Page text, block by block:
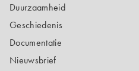
Duurzaamheid
Geschiedenis
Documentatie
Nieuwsbrief